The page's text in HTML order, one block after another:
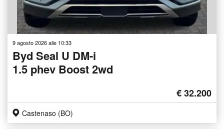
9 agosto 2026 alle 10:33
Byd Seal U DM-i
1.5 phev Boost 2wd
€ 32.200
Castenaso (BO)